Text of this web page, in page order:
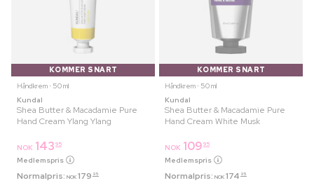
KOMMER SNART
Håndkrem ⋅ 50 ml
Kundal
Shea Butter & Macadamie Pure
Hand Cream Ylang Ylang
NOK 143 95
Medlemspris
Normalpris: NOK 179 95
KOMMER SNART
Håndkrem ⋅ 50 ml
Kundal
Shea Butter & Macadamie Pure
Hand Cream White Musk
NOK 109 95
Medlemspris
Normalpris: NOK 174 95